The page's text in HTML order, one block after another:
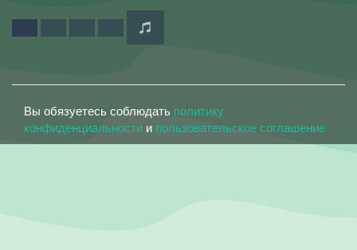
Вы обязуетесь соблюдать политику
конфиденциальности и пользовательское соглашение